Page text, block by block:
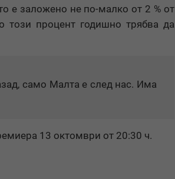
е заложено не по-малко от 2 % от
този процент годишно трябва да
само Малта е след нас. Има
13 октомври от 20:30 ч.